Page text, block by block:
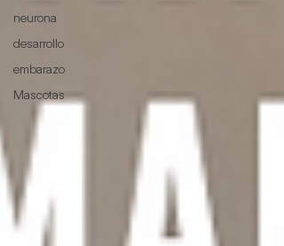
neurona
desarrollo
embarazo
Mascotas